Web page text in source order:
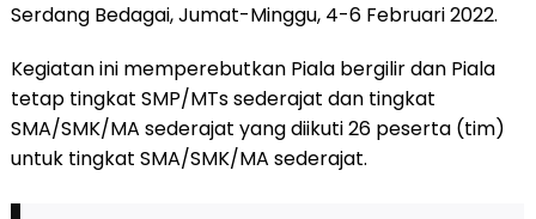
Serdang Bedagai, Jumat-Minggu, 4-6 Februari 2022.
Kegiatan ini memperebutkan Piala bergilir dan Piala
tetap tingkat SMP/MTs sederajat dan tingkat
SMA/SMK/MA sederajat yang diikuti 26 peserta (tim)
untuk tingkat SMA/SMK/MA sederajat.